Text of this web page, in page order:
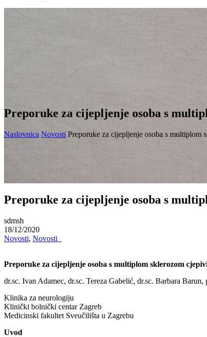
Preporuke za cijepljenje osoba s
Naslovnica Novosti Preporuke za cijepljenje osoba s
Preporuke za cijepljenje osoba s
sdmsh
18/12/2020
Novosti, Novosti_
Preporuke za cijepljenje osoba s multiplom sklerozom
dr.sc. Ivan Adamec, dr.sc. Tereza Gabelić, dr.sc. Barbara
Klinika za neurologiju
Klinički bolnički centar Zagreb
Medicinski fakultet Sveučilišta u Zagrebu
Uvod